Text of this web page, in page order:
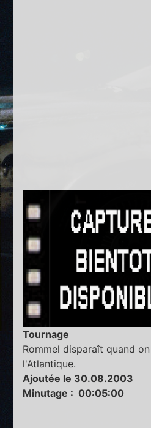
Tournage
Rommel disparaît quand
l'Atlantique.
Ajoutée le 30.08.2003
Minutage : 00:05:00